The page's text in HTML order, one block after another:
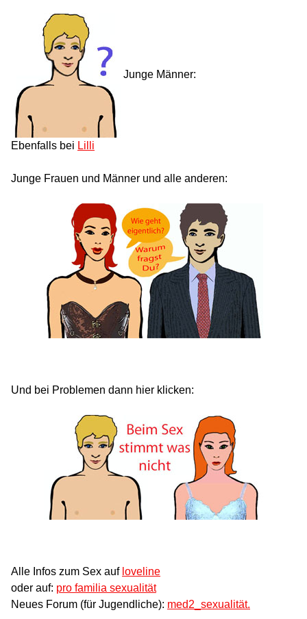
Junge Männer:
Ebenfalls bei Lilli
Junge Frauen und Männer und alle anderen:
Und bei Problemen dann hier klicken:
Alle Infos zum Sex auf loveline
oder auf: pro familia sexualität
Neues Forum (für Jugendliche): med2_sexualität.